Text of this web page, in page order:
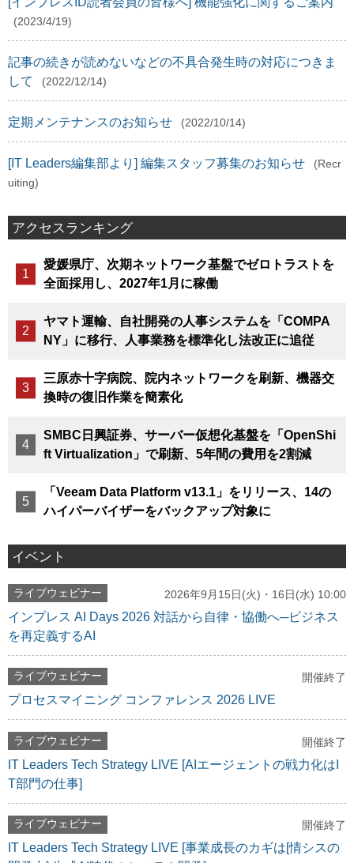
(2023/4/19)
記事の続きが読めないなどの不具合発生時の対応につきま
して
(2022/12/14)
定期メンテナンスのお知らせ (2022/10/14)
[IT Leaders編集部より] 編集スタッフ募集のお知らせ
(Recr
uiting)
アクセスランキング
愛媛県庁、次期ネットワーク基盤でゼロトラストを
全面採用し、2027年1月に稼働
ヤマト運輸、自社開発の人事システムを「COMPA
NY」に移行、人事業務を標準化し法改正に追従
三原赤十字病院、院内ネットワークを刷新、機器交
換時の復旧作業を簡素化
SMBC日興証券、サーバー仮想化基盤を「OpenShi
ft Virtualization」で刷新、5年間の費用を2割減
「Veeam Data Platform v13.1」をリリース、14の
ハイパーバイザーをバックアップ対象に
イベント
ライブウェビナー 2026年9月15日(火)・16日(水) 10:00
インプレス AI Days 2026 対話から自律・協働へ─ビジネス
を再定義するAI
ライブウェビナー 開催終了
プロセスマイニング コンファレンス 2026 LIVE
ライブウェビナー 開催終了
IT Leaders Tech Strategy LIVE [AIエージェントの戦力化はI
T部門の仕事]
ライブウェビナー 開催終了
IT Leaders Tech Strategy LIVE [事業成長のカギは[情シスの